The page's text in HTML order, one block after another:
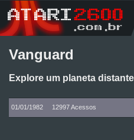
Vanguard
Explore um planeta
01/01/1982 12997 Acessos